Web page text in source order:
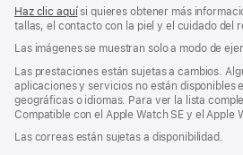
Haz clic aquísi quieres obtener más
tallas, el contacto con la piel y el cuidado del
Las imágenes se muestran solo a modo de
Las prestaciones están sujetas a cambios.
aplicaciones y servicios no están disponibles
geográficas o idiomas. Para ver la lista
Compatible con el Apple Watch SE y el Apple
Las correas están sujetas a disponibilidad.